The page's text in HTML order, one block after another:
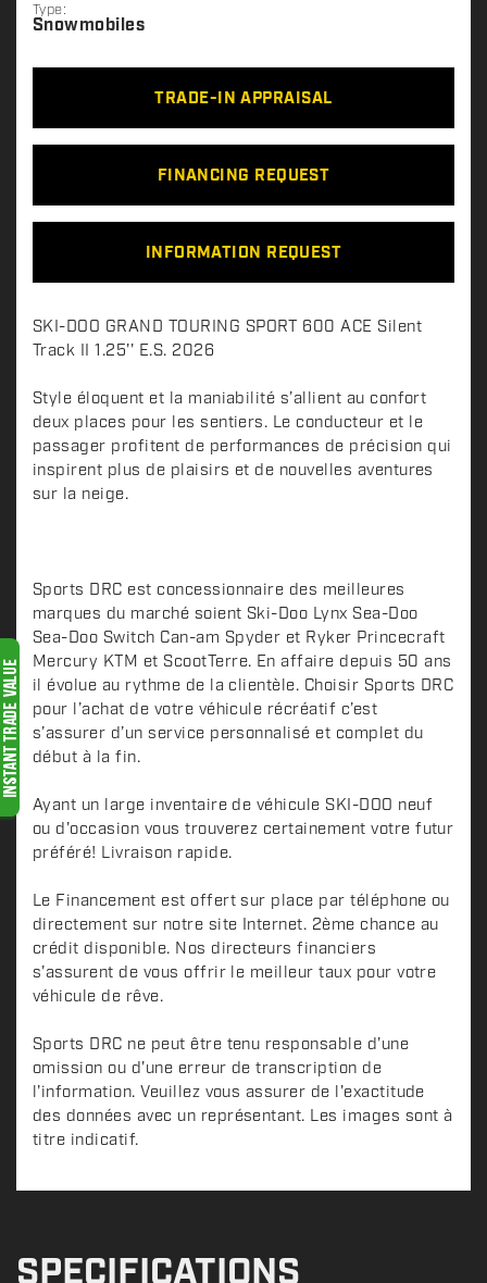
Type:
Snowmobiles
TRADE-IN APPRAISAL
FINANCING REQUEST
INFORMATION REQUEST
D
e
c
r
i
p
t
n
SKI-DOO GRAND TOURING SPORT 600 ACE Silent
Track II 1.25'' E.S. 2026
Style éloquent et la maniabilité s’allient au confort
deux places pour les sentiers. Le conducteur et le
passager profitent de performances de précision qui
inspirent plus de plaisirs et de nouvelles aventures
sur la neige.
Sports DRC est concessionnaire des meilleures
marques du marché soient Ski-Doo Lynx Sea-Doo
Sea-Doo Switch Can-am Spyder et Ryker Princecraft
Mercury KTM et ScootTerre. En affaire depuis 50 ans
il évolue au rythme de la clientèle. Choisir Sports DRC
pour l’achat de votre véhicule récréatif c’est
s’assurer d’un service personnalisé et complet du
début à la fin.
Ayant un large inventaire de véhicule SKI-DOO neuf
ou d'occasion vous trouverez certainement votre futur
préféré! Livraison rapide.
Le Financement est offert sur place par téléphone ou
directement sur notre site Internet. 2ème chance au
crédit disponible. Nos directeurs financiers
s'assurent de vous offrir le meilleur taux pour votre
véhicule de rêve.
Sports DRC ne peut être tenu responsable d'une
omission ou d'une erreur de transcription de
l'information. Veuillez vous assurer de l'exactitude
des données avec un représentant. Les images sont à
titre indicatif.